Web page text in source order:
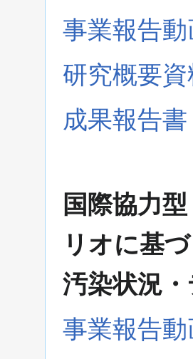
事業報告
研究概要資
成果報告
国際協力
リオに基
汚染状況
事業報告